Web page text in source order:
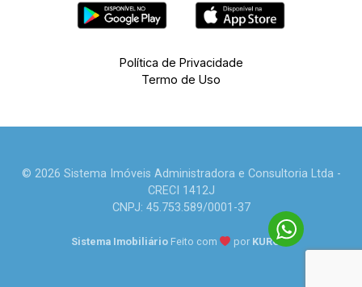
Política de Privacidade
Termo de Uso
© 2026 Sistema Imóveis Administradora e Consultoria Ltda -
CRECI 1412J
CNPJ: 45.753.589/0001-37
Sistema Imobiliário Feito com por KUROLE